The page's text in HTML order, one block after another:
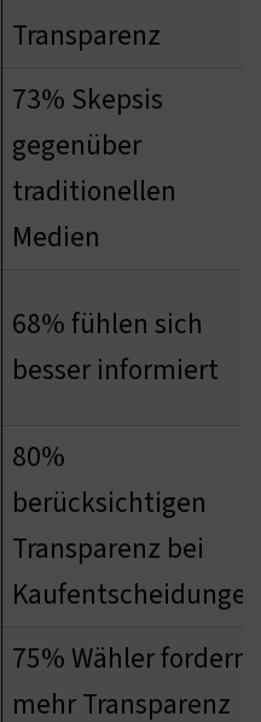
Transparenz
73% Skepsis
gegenüber
traditionellen
Medien
68% fühlen sich
besser informiert
80%
berücksichtigen
Transparenz bei
Kaufentscheidungen
75% Wähler fordern
mehr Transparenz